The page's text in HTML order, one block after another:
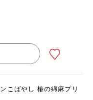
こばやし 椿の綿麻プリ